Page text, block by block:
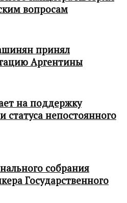
вопросам
принял
Аргентины
на поддержку
непостоянного
собрания
Государственного